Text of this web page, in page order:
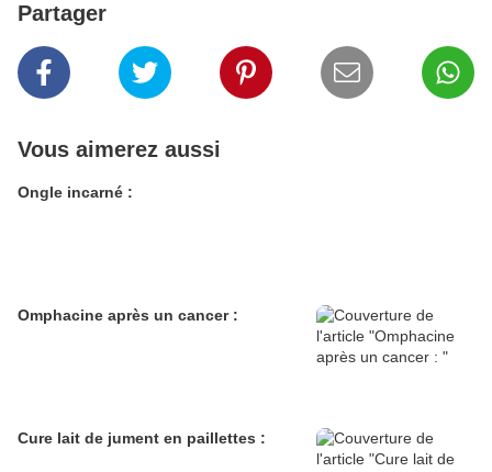
Partager
Vous aimerez aussi
Ongle incarné :
Omphacine après un cancer :
Cure lait de jument en paillettes :